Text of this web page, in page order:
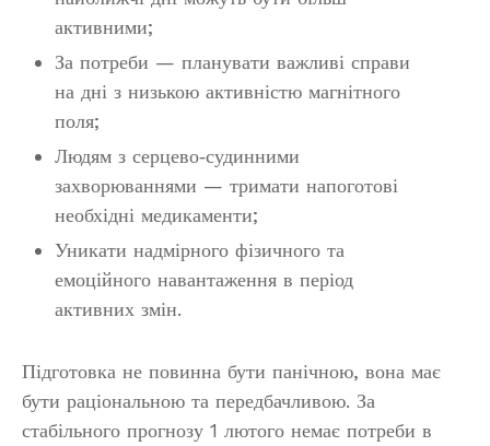
активними;
За потреби — планувати важливі справи
на дні з низькою активністю магнітного
поля;
Людям з серцево‑судинними
захворюваннями — тримати напоготові
необхідні медикаменти;
Уникати надмірного фізичного та
емоційного навантаження в період
активних змін.
Підготовка не повинна бути панічною, вона має
бути раціональною та передбачливою. За
стабільного прогнозу 1 лютого немає потреби в